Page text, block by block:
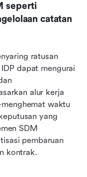
seperti
catatan
ratusan
dapat mengurai
alur kerja
waktu
yang
SDM
pembaruan
kontrak.